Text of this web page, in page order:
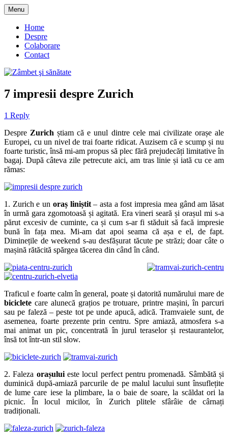
Skip
to
content
Zâmbet şi sănătate
Menu
Home
Despre
Colaborare
Contact
7 impresii despre Zurich
1 Reply
Despre Zurich știam că e unul dintre cele mai civilizate orașe ale
Europei, cu un nivel de trai foarte ridicat. Auzisem că e scump și nu
foarte turistic, însă mi-am propus să plec fără prejudecăți limitative în
bagaj. După câteva zile petrecute aici, am tras linie și iată cu ce am
rămas:
1. Zurich e un oraș liniștit– asta a fost impresia mea gând am lăsat
în urmă gara zgomotoasă și agitată. Era vineri seară și orașul mi s-a
părut excesiv de cuminte, ca și cum s-ar fi stăduit să facă impresie
bună în fața mea. Mi-am dat apoi seama că așa e el, de fapt.
Diminețile de weekend s-au desfășurat tăcute pe străzi; doar câte o
mașină rătăcită spărgea tăcerea din când în când.
Traficul e foarte calm în general, poate și datorită numărului mare de
biciclete care alunecă grațios pe trotuare, printre mașini, în parcuri
sau pe faleză – peste tot pe unde apucă, adică. Tramvaiele sunt, de
asemenea, foarte prezente prin centru. Spre amiază, atmosfera s-a
mai animat un pic, concentrată în jurul teraselor și restaurantelor,
însă tot într-un stil slow.
2. Faleza orașuluieste locul perfect pentru promenadă. Sâmbătă și
duminică după-amiază parcurile de pe malul lacului sunt însuflețite
de lume care iese la plimbare, la o baie de soare, la scăldat ori la
picnic. În locul micilor, în Zurich plitele sfârâie de cârnați
tradiționali.